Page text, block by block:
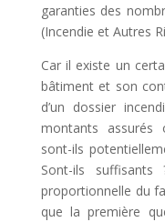
garanties des
(Incendie et Autres
Car il existe un
bâtiment et son
d’un dossier
montants assurés
sont-ils
Sont-ils
proportionnelle du
que la première